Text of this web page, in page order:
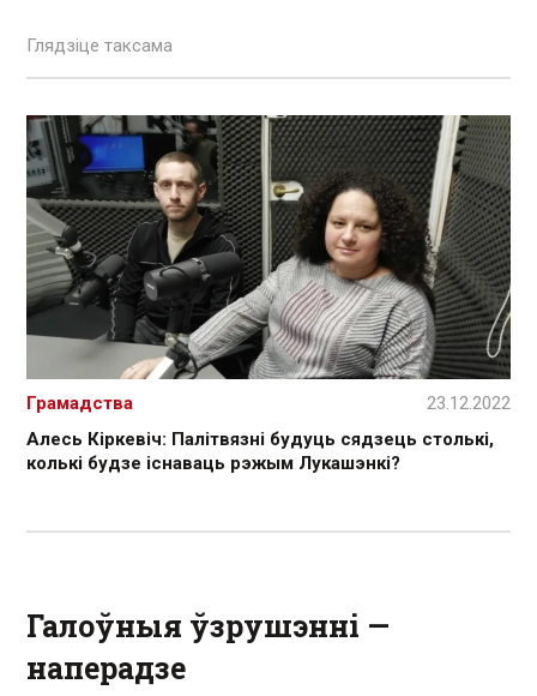
Глядзіце таксама
Алесь Кіркевіч: Палітвязні будуць сядзець столькі,
колькі будзе існаваць рэжым Лукашэнкі?
Грамадства 23.12.2022
Галоўныя ўзрушэнні —
наперадзе